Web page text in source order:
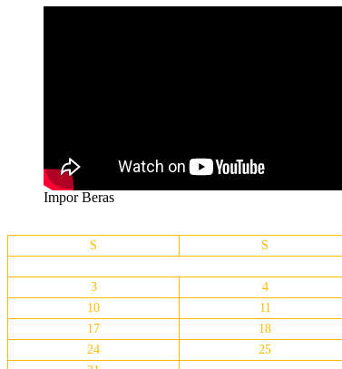
Impor Beras
S
S
3
4
10
11
17
18
24
25